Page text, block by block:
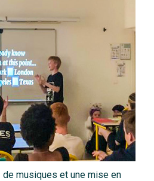
musiques et une mise en